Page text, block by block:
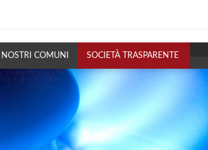
I NOSTRI COMUNI SOCIETÀ TRASPARENTE